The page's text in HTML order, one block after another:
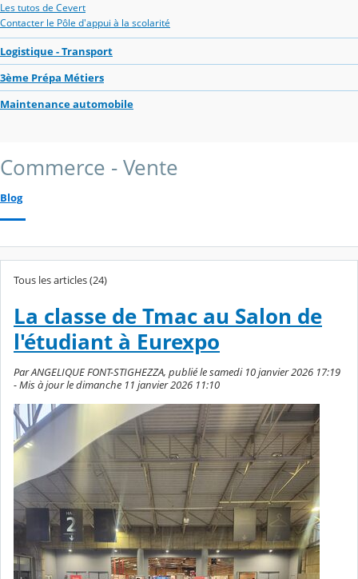
Les tutos de Cevert
Contacter le Pôle d'appui à la scolarité
Logistique - Transport
3ème Prépa Métiers
Maintenance automobile
Commerce - Vente
Blog
Tous les articles (24)
La classe de Tmac au Salon de
l'étudiant à Eurexpo
Par ANGELIQUE FONT-STIGHEZZA, publié le samedi 10 janvier 2026 17:19
- Mis à jour le dimanche 11 janvier 2026 11:10